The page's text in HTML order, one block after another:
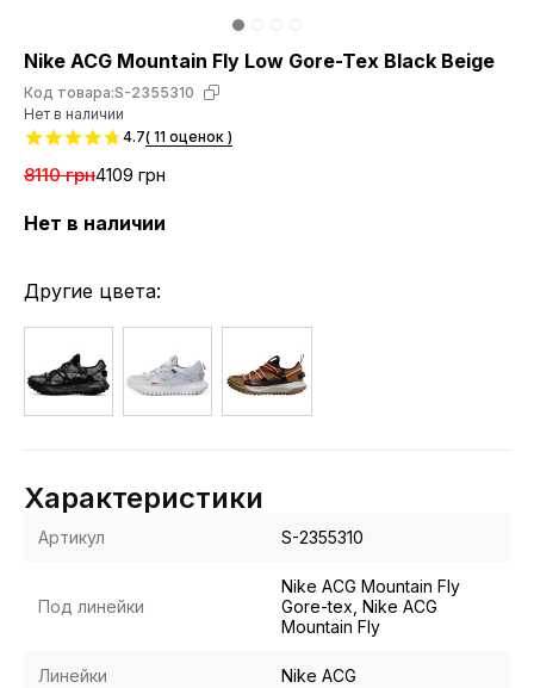
Nike ACG Mountain Fly Low Gore-Tex Black Beige
Код товара:S-2355310
Нет в наличии
4.7( 11 оценок )
8110 грн4109 грн
Нет в наличии
Другие цвета:
Характеристики
Артикул S-2355310
Под линейки
Nike ACG Mountain Fly
Gore-tex, Nike ACG
Mountain Fly
Линейки Nike ACG